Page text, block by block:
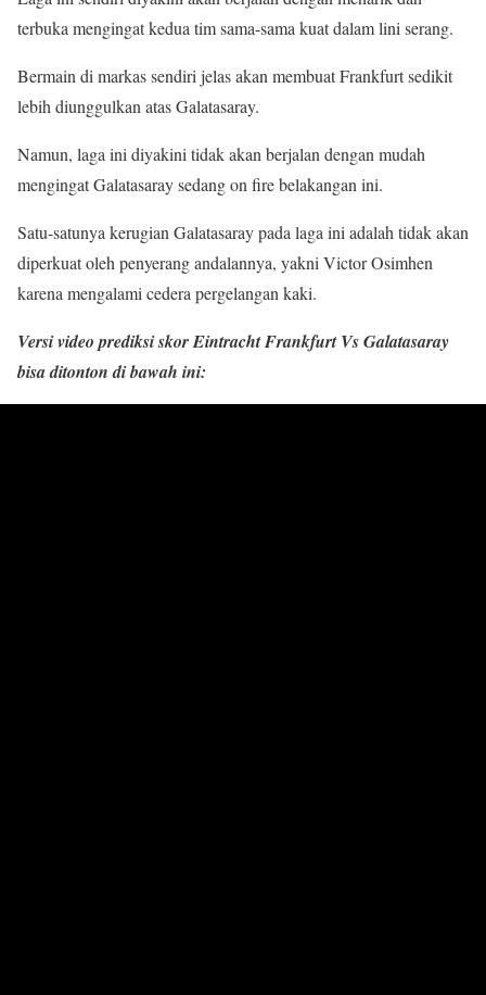
terbuka mengingat kedua tim sama-sama kuat dalam lini serang.
Bermain di markas sendiri jelas akan membuat Frankfurt sedikit
lebih diunggulkan atas Galatasaray.
Namun, laga ini diyakini tidak akan berjalan dengan mudah
mengingat Galatasaray sedang on fire belakangan ini.
Satu-satunya kerugian Galatasaray pada laga ini adalah tidak akan
diperkuat oleh penyerang andalannya, yakni Victor Osimhen
karena mengalami cedera pergelangan kaki.
Versi video prediksi skor Eintracht Frankfurt Vs Galatasaray
bisa ditonton di bawah ini: